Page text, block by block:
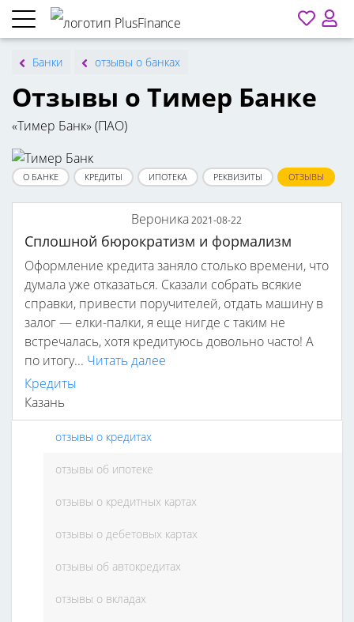
Банки отзывы о банках
Отзывы о Тимер Банке
«Тимер Банк» (ПАО)
О БАНКЕ КРЕДИТЫ ИПОТЕКА РЕКВИЗИТЫ ОТЗЫВЫ
Вероника2021-08-22
Сплошной бюрократизм и формализм
Оформление кредита заняло столько времени, что
думала уже отказаться. Сказали собрать всякие
справки, привести поручителей, отдать машину в
залог — елки-палки, я еще нигде с таким не
встречалась, хотя кредитуюсь довольно часто! А
по итогу... Читать далее
Кредиты
Казань
отзывы о кредитах
отзывы об ипотеке
отзывы о кредитных картах
отзывы о дебетовых картах
отзывы об автокредитах
отзывы о вкладах